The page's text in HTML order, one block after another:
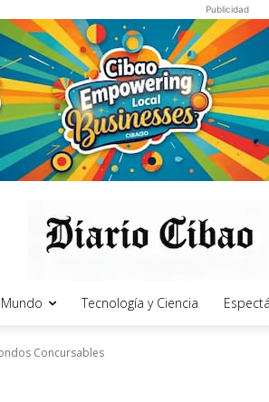
Publicidad
Mundo Tecnología y Ciencia
Concursables